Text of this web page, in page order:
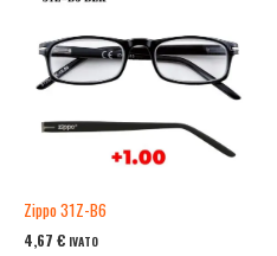
Zippo 31Z-B6
4,67 € IVATO